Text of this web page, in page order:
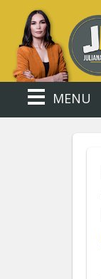
MENU